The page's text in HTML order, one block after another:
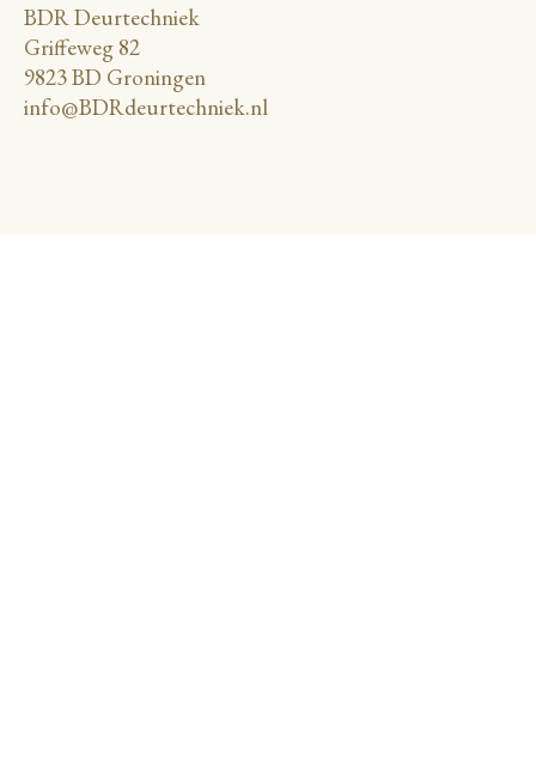
BDR Deurtechniek
Griffeweg 82
9823 BD Groningen
info@BDRdeurtechniek.nl